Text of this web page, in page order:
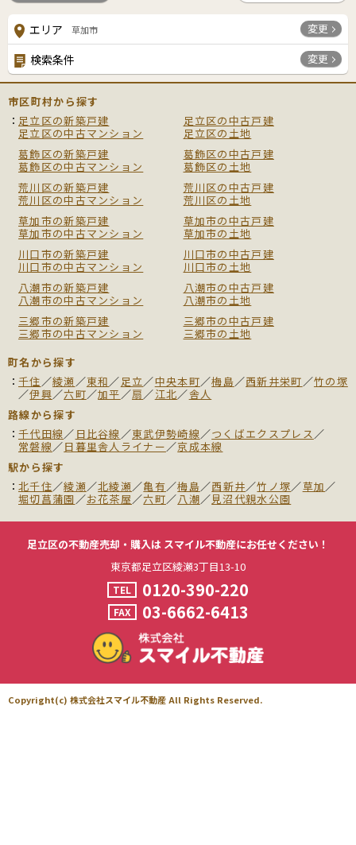
エリア 草加市 変更
検索条件 変更
市区町村から探す
足立区の新築戸建
足立区の中古戸建
足立区の中古マンション
足立区の土地
葛飾区の新築戸建
葛飾区の中古戸建
葛飾区の中古マンション
葛飾区の土地
荒川区の新築戸建
荒川区の中古戸建
荒川区の中古マンション
荒川区の土地
草加市の新築戸建
草加市の中古戸建
草加市の中古マンション
草加市の土地
川口市の新築戸建
川口市の中古戸建
川口市の中古マンション
川口市の土地
八潮市の新築戸建
八潮市の中古戸建
八潮市の中古マンション
八潮市の土地
三郷市の新築戸建
三郷市の中古戸建
三郷市の中古マンション
三郷市の土地
町名から探す
千住／綾瀬／東和／足立／中央本町／梅島／西新井栄町／竹の塚
／伊興／六町／加平／扇／江北／舎人
路線から探す
千代田線／ 日比谷線／東武伊勢崎線／つくばエクスプレス／
常磐線／日暮里舎人ライナー／京成本線
駅から探す
北千住／綾瀬／北綾瀬／亀有／梅島／西新井／竹ノ塚／草加／
堀切菖蒲園／お花茶屋／六町／八潮／見沼代親水公園
足立区の不動産売却・購入は スマイル不動産にお任せください！
東京都足立区綾瀬3丁目13-10
TEL 0120-390-220
FAX 03-6662-6413
Copyright(c) 株式会社スマイル不動産 All Rights Reserved.